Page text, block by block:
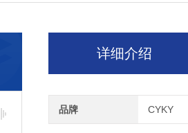
详细介绍
品牌 CYKY